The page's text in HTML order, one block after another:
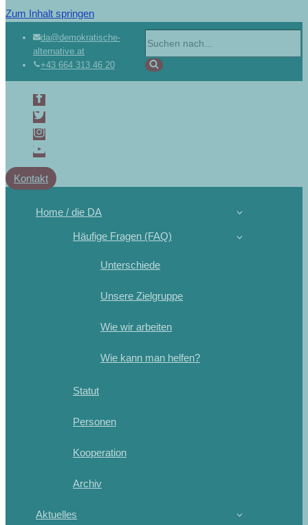
Zum Inhalt springen
da@demokratische-
alternative.at
+43 664 313 46 20
Kontakt
Home / die DA
Häufige Fragen (FAQ)
Unterschiede
Unsere Zielgruppe
Wie wir arbeiten
Wie kann man helfen?
Statut
Personen
Kooperation
Archiv
Aktuelles